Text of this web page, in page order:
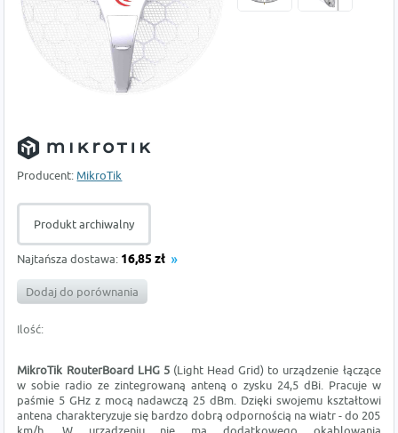
Producent: MikroTik
Produkt archiwalny
Najtańsza dostawa: 16,85 zł
Dodaj do porównania
Ilość:
MikroTik RouterBoard LHG 5(Light Head Grid) to urządzenie łączące
w sobie radio ze zintegrowaną anteną o zysku 24,5 dBi. Pracuje w
paśmie 5 GHz z mocą nadawczą 25 dBm. Dzięki swojemu kształtowi
antena charakteryzuje się bardzo dobrą odpornością na wiatr - do 205